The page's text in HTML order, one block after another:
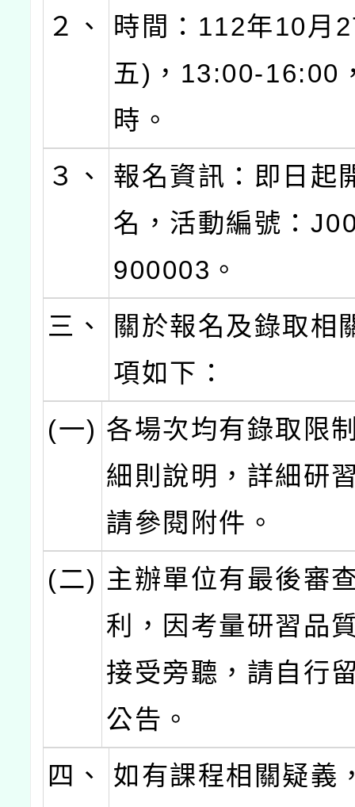
２、
時間：112年10月
五)，13:00-16:00
時。
３、
報名資訊：即日起
名，活動編號：
900003。
三、
關於報名及錄取相
項如下：
(一) 各場次均有錄取限
細則說明，詳細研
請參閱附件。
(二) 主辦單位有最後審
利，因考量研習品
接受旁聽，請自行
公告。
四、
如有課程相關疑義